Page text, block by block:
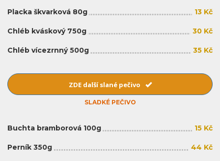
Placka škvarková 80g 13 Kč
Chléb kváskový 750g 30 Kč
Chléb vícezrnný 500g 35 Kč
ZDE další slané pečivo
SLADKÉ PEČIVO
Buchta bramborová 100g 15 Kč
Perník 350g 44 Kč